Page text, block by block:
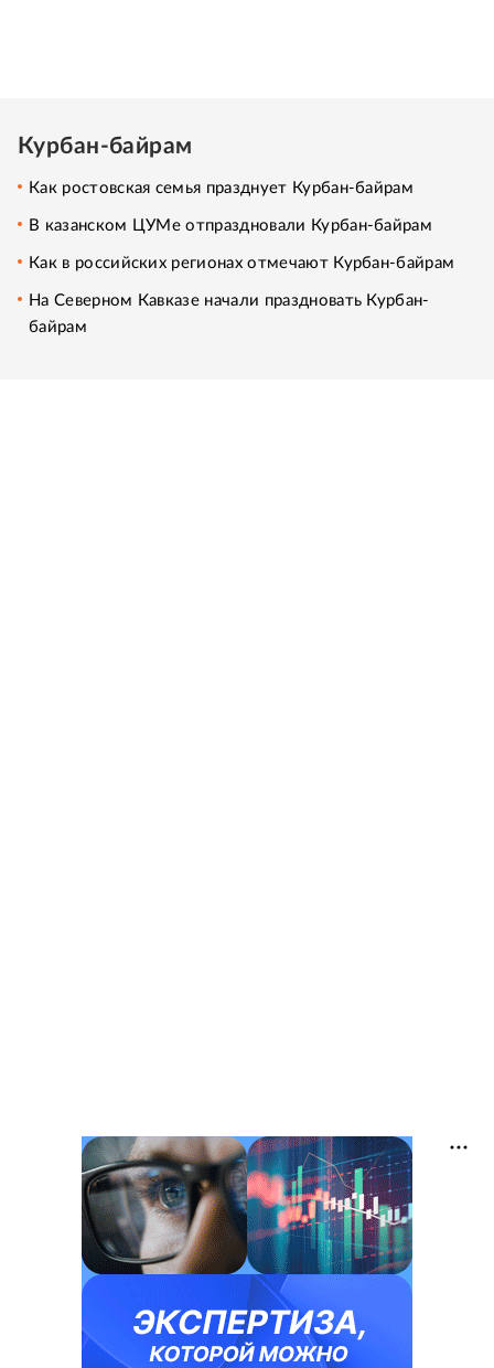
Курбан-байрам
Как ростовская семья празднует Курбан-байрам
В казанском ЦУМе отпраздновали Курбан-байрам
Как в российских регионах отмечают Курбан-байрам
На Северном Кавказе начали праздновать Курбан-
байрам